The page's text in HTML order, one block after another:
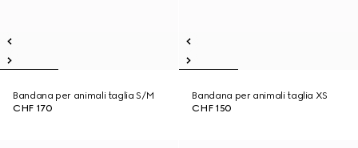
Bandana per animali taglia S/M
CHF 170
Bandana per animali taglia XS
CHF 150